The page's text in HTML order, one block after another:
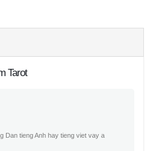
Tarot
Dan tieng Anh hay tieng viet vay a